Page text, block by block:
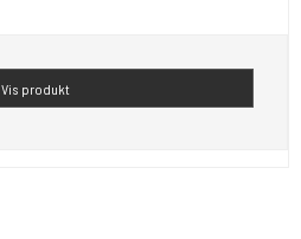
Vis produkt